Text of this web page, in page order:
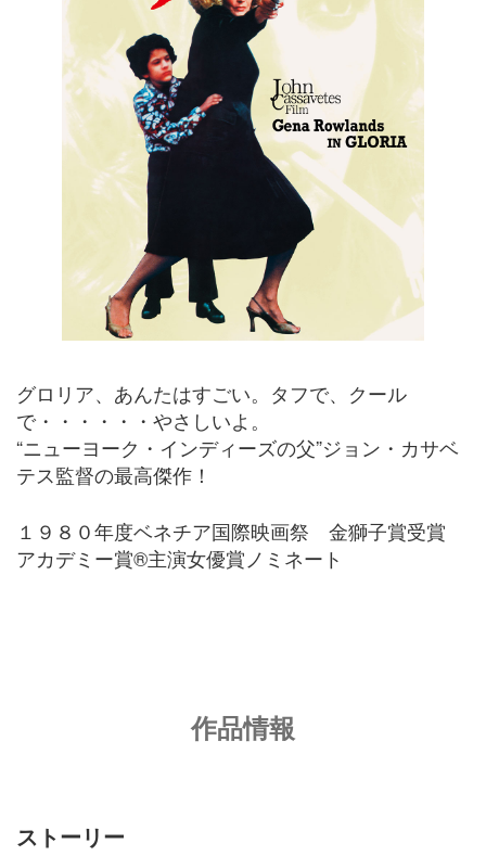
グロリア、あんたはすごい。タフで、クール
で・・・・・・やさしいよ。
“ニューヨーク・インディーズの父”ジョン・カサベ
テス監督の最高傑作！
１９８０年度ベネチア国際映画祭 金獅子賞受賞
アカデミー賞®主演女優賞ノミネート
作品情報
ストーリー